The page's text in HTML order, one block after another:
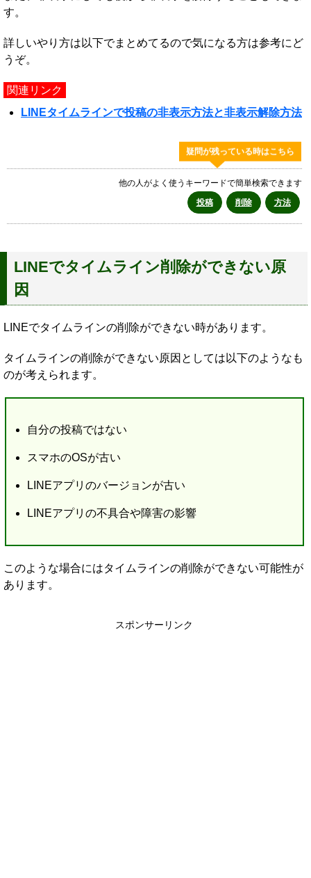
す。
詳しいやり方は以下でまとめてるので気になる方は参考にど
うぞ。
関連リンク
LINEタイムラインで投稿の非表示方法と非表示解除方法
疑問が残っている時はこちら
他の人がよく使うキーワードで簡単検索できます
投稿
削除 方法
LINEでタイムライン削除ができない原
因
LINEでタイムラインの削除ができない時があります。
タイムラインの削除ができない原因としては以下のようなも
のが考えられます。
自分の投稿ではない
スマホのOSが古い
LINEアプリのバージョンが古い
LINEアプリの不具合や障害の影響
このような場合にはタイムラインの削除ができない可能性が
あります。
スポンサーリンク